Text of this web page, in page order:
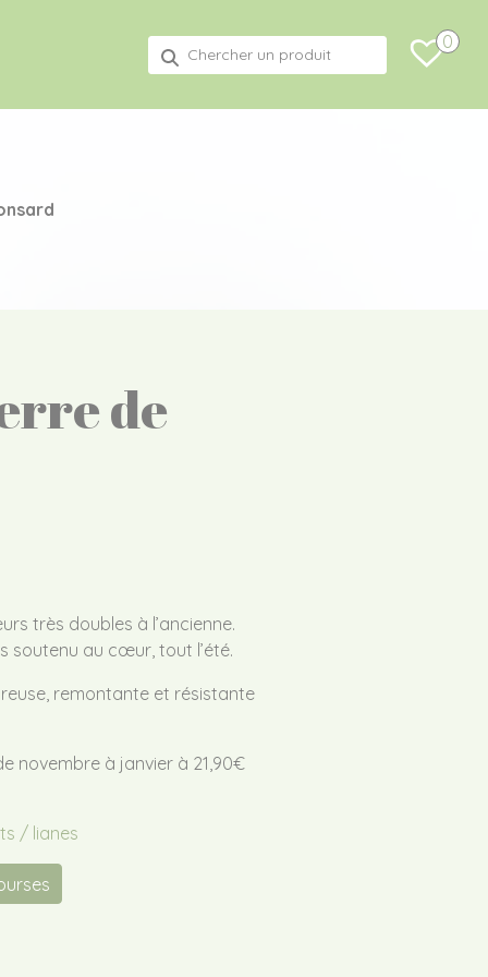
Recherche
pour :
0
de
très doubles à l’ancienne.
soutenu au cœur, tout l’été.
remontante et résistante
novembre à janvier à 21,90€
/ lianes